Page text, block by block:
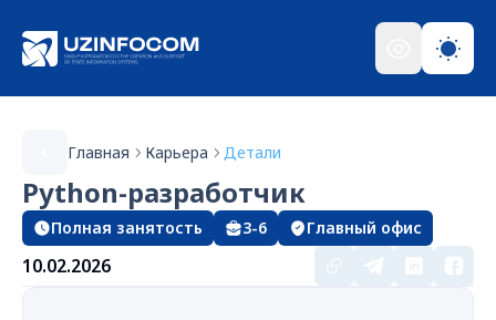
Главная Карьера Детали
Python-разработчик
Полная занятость 3-6 Главный офис
10.02.2026